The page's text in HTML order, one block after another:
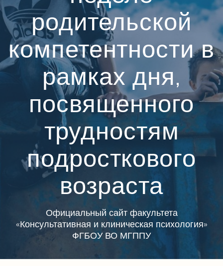
родительской
компетентности в
рамках дня,
посвященного
трудностям
подросткового
возраста
Официальный сайт факультета
«Консультативная и клиническая психология»
ФГБОУ ВО МГППУ